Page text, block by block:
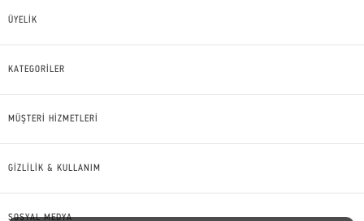
ÜYELİK
KATEGORİLER
MÜŞTERİ HİZMETLERİ
GİZLİLİK & KULLANIM
SOSYAL MEDYA